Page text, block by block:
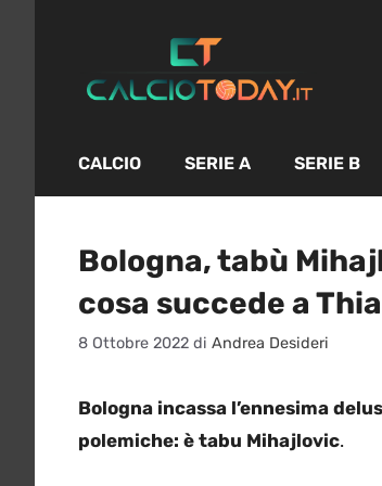
contenuto
CALCIO SERIE A SERIE B
Bologna, tabù
cosa succede a
8 Ottobre 2022 di Andrea Desideri
Bologna incassa l’ennesima
polemiche: è tabu Mihajlovic.